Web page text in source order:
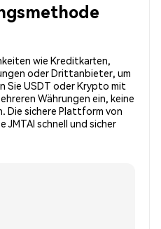
wie Kreditkarten,
oder Drittanbieter, um
Sie USDT oder Krypto mit
Währungen ein, keine
Die sichere Plattform von
JMTAI schnell und sicher